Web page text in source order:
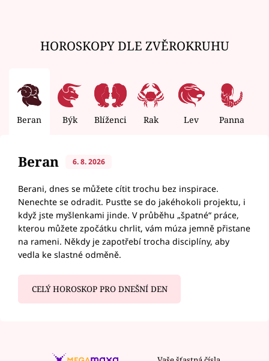
HOROSKOPY DLE ZVĚROKRUHU
Beran Býk Blíženci Rak Lev Panna
Beran 6. 8. 2026
Berani, dnes se můžete cítit trochu bez inspirace.
Nenechte se odradit. Pusťte se do jakéhokoli projektu, i
když jste myšlenkami jinde. V průběhu „špatné“ práce,
kterou můžete zpočátku chrlit, vám múza jemně přistane
na rameni. Někdy je zapotřebí trocha disciplíny, aby
vedla ke slastné odměně.
CELÝ HOROSKOP PRO DNEŠNÍ DEN